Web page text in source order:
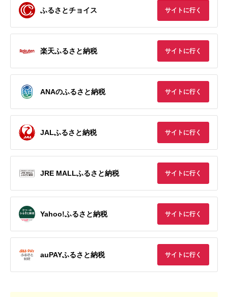
ふるさとチョイス サイトに行く
楽天ふるさと納税 サイトに行く
ANAのふるさと納税 サイトに行く
JALふるさと納税 サイトに行く
JRE MALLふるさと納税 サイトに行く
Yahoo!ふるさと納税 サイトに行く
auPAYふるさと納税 サイトに行く